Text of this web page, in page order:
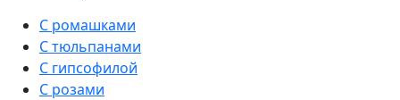
С ромашками
С тюльпанами
С гипсофилой
С розами